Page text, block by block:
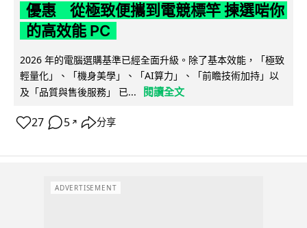
優惠 從極致便攜到電競標竿 揀選啱你
的高效能 PC
2026 年的電腦選購基準已經全面升級。除了基本效能，「極致
輕量化」、「機身美學」、「AI算力」、「前瞻技術加持」以
及「品質與售後服務」 已...
閱讀全文
27 5 ↗ 分享
ADVERTISEMENT